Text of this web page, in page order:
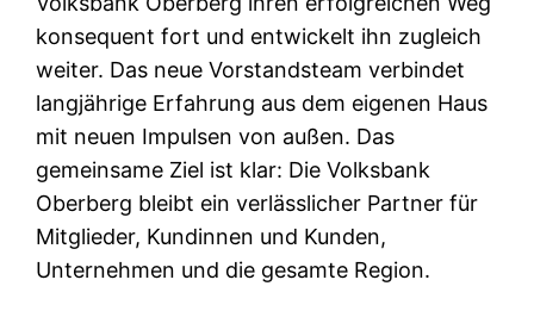
konsequent fort und entwickelt ihn zugleich
weiter. Das neue Vorstandsteam verbindet
langjährige Erfahrung aus dem eigenen Haus
mit neuen Impulsen von außen. Das
gemeinsame Ziel ist klar: Die Volksbank
Oberberg bleibt ein verlässlicher Partner für
Mitglieder, Kundinnen und Kunden,
Unternehmen und die gesamte Region.